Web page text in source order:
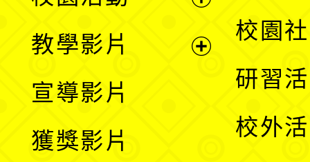
選
教學影片
宣導影片
獲獎影片
校園
研習
校外